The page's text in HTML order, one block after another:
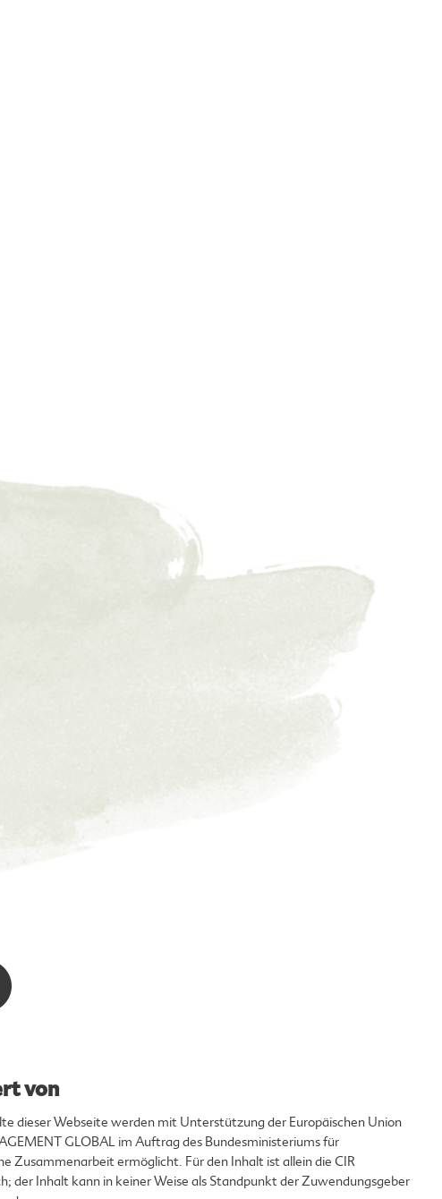
von
dieser Webseite werden mit Unterstützung der Europäischen Union
GLOBAL im Auftrag des Bundesministeriums für
Zusammenarbeit ermöglicht. Für den Inhalt ist allein die CIR
der Inhalt kann in keiner Weise als Standpunkt der Zuwendungsgeber